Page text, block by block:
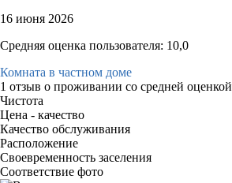
16 июня 2026
Средняя оценка пользователя: 10,0
Комната в частном доме
1 отзыв о проживании со средней оценкой
Чистота
Цена - качество
Качество обслуживания
Расположение
Своевременность заселения
Соответствие фото